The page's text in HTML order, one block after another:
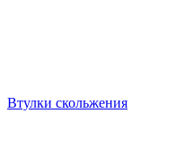
Втулки скольжения